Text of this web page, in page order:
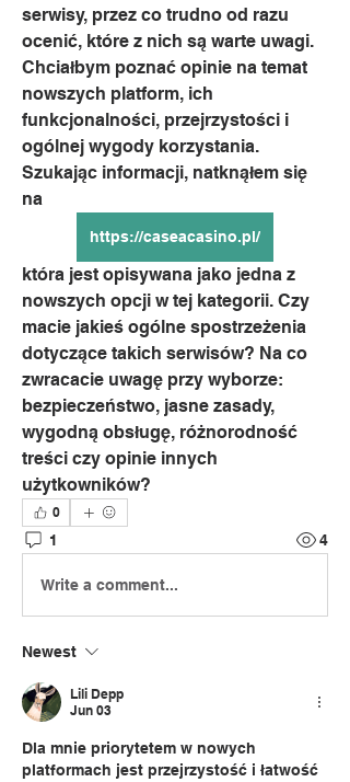
serwisy, przez co trudno od razu
ocenić, które z nich są warte uwagi.
Chciałbym poznać opinie na temat
nowszych platform, ich
funkcjonalności, przejrzystości i
ogólnej wygody korzystania.
Szukając informacji, natknąłem się
na
https://caseacasino.pl/
która jest opisywana jako jedna z
nowszych opcji w tej kategorii. Czy
macie jakieś ogólne spostrzeżenia
dotyczące takich serwisów? Na co
zwracacie uwagę przy wyborze:
bezpieczeństwo, jasne zasady,
wygodną obsługę, różnorodność
treści czy opinie innych
użytkowników?
0
1 4
Write a comment...
Newest
Lili Depp
Jun 03
Dla mnie priorytetem w nowych
platformach jest przejrzystość i łatwość